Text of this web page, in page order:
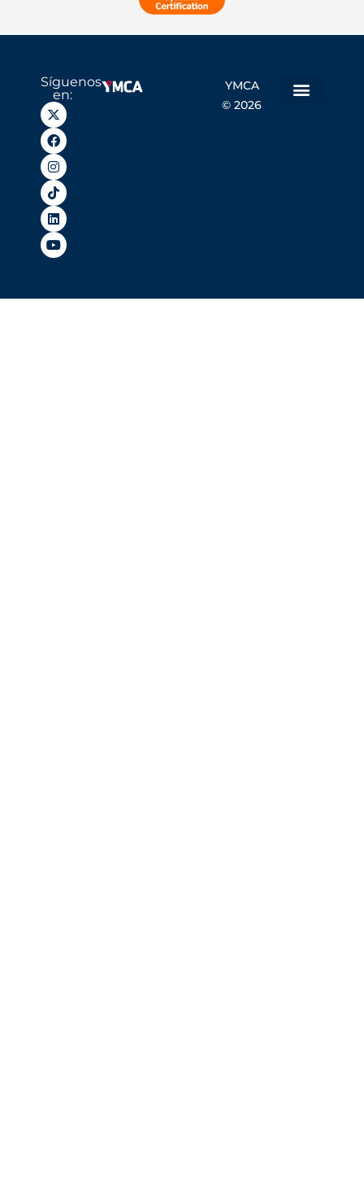
Síguenos
en:
YMCA
© 2026